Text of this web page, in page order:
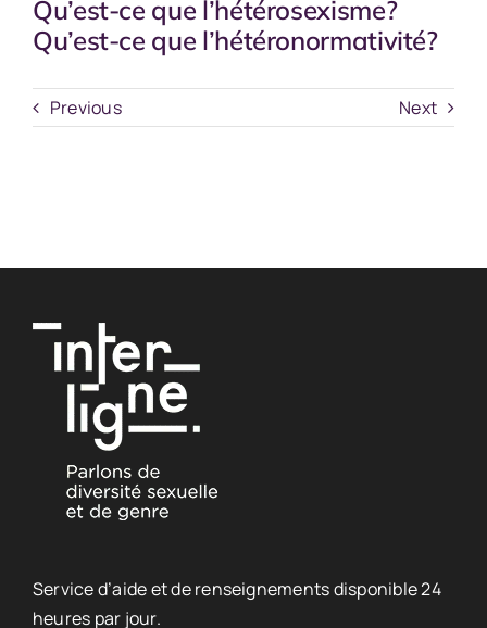
Qu’est-ce que l’hétérosexisme?
Qu’est-ce que l’hétéronormativité?
Previous Next
Service d’aide et de renseignements disponible 24
heures par jour.